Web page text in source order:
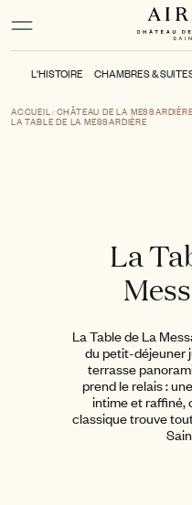
Activer le mode contraste élevé
L'HISTOIRE CHAMBRES &
ACCUEIL CHÂTEAU DE LA
LA TABLE DE LA MESSARDIÈRE
La
La Table de La
du petit-déjeuner
terrasse
prend le relais :
intime et raffiné,
classique trouve